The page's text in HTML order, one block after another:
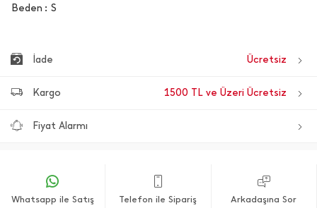
Beden
S
İade Ücretsiz
Kargo 1500 TL ve Üzeri Ücretsiz
Fiyat Alarmı
Whatsapp ile Satış Telefon ile Sipariş Arkadaşına Sor